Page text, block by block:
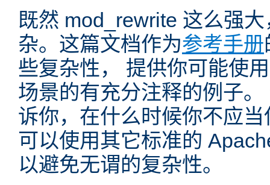
既然 mod_rewrite 这么强
杂。这篇文档作为参考手册
些复杂性， 提供你可能使
场景的有充分注释的例子
诉你，在什么时候你不应
可以使用其它标准的
以避免无谓的复杂性。